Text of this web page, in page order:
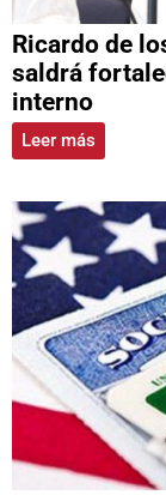
Ricardo de
saldrá
interno
Leer más